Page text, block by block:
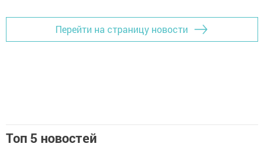
Перейти на страницу новости
Топ 5 новостей